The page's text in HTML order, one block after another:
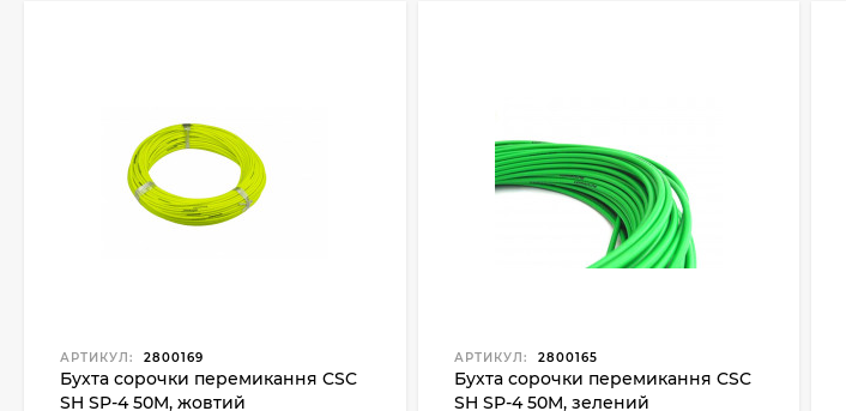
АРТИКУЛ: 2800169
Бухта сорочки перемикання CSC
SH SP-4 50M, жовтий
АРТИКУЛ: 2800165
Бухта сорочки перемикання CSC
SH SP-4 50M, зелений